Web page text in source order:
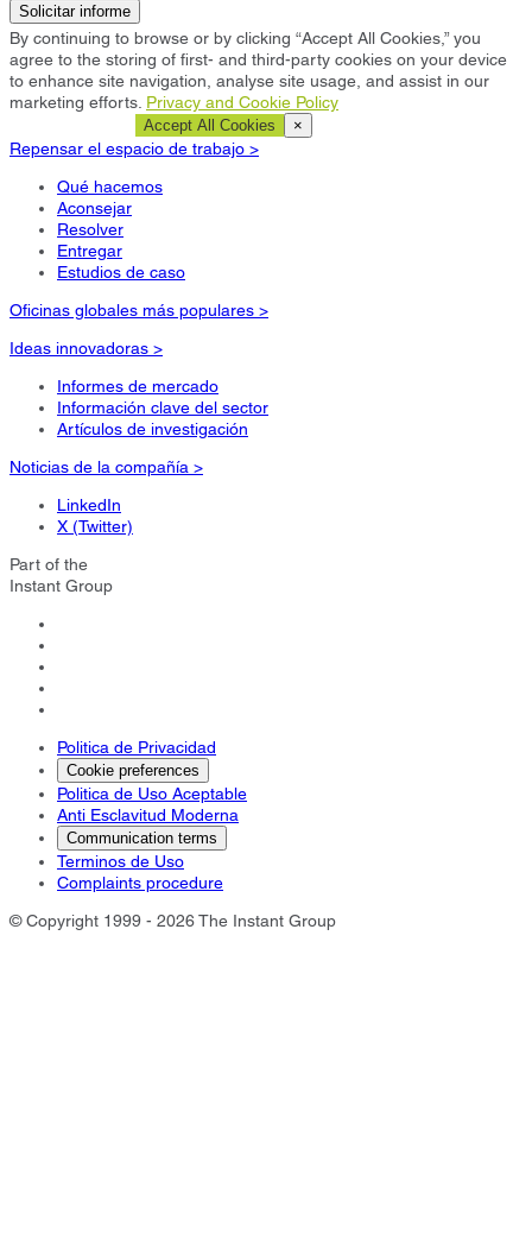
Solicitar informe
By continuing to browse or by clicking “Accept All Cookies,” you
agree to the storing of first- and third-party cookies on your device
to enhance site navigation, analyse site usage, and assist in our
marketing efforts. Privacy and Cookie Policy
Accept All Cookies ×
Repensar el espacio de trabajo >
Qué hacemos
Aconsejar
Resolver
Entregar
Estudios de caso
Oficinas globales más populares >
Ideas innovadoras >
Informes de mercado
Información clave del sector
Artículos de investigación
Noticias de la compañía >
LinkedIn
X (Twitter)
Part of the
Instant Group
Politica de Privacidad
Cookie preferences
Politica de Uso Aceptable
Anti Esclavitud Moderna
Communication terms
Terminos de Uso
Complaints procedure
© Copyright 1999 - 2026 The Instant Group